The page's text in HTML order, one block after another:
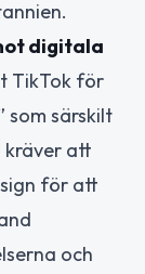
digitala
TikTok för
som särskilt
kräver att
för att
och